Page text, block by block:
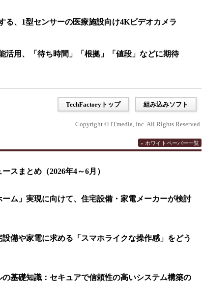
る、1型センサーの医療施設向け4Kビデオカメラ
活用、「待ち時間」「根拠」「値段」などに期待
TechFactoryトップ 組み込みソフト
Copyright © ITmedia, Inc. All Rights Reserved.
» ホワイトペーパー一覧
スまとめ（2026年4～6月）
ム」実現に向けて、住宅設備・家電メーカーが検討
設備や家電に求める「スマホライクな操作感」をどう
の基礎知識：セキュアで信頼性の高いシステム構築の